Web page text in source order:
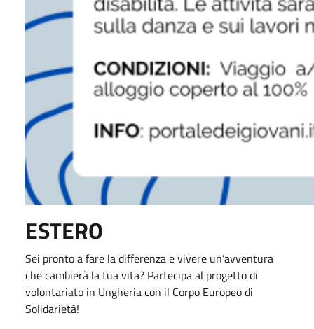
ESTERO
Sei pronto a fare la differenza e vivere un’avventura
che cambierà la tua vita? Partecipa al progetto di
volontariato in Ungheria con il Corpo Europeo di
Solidarietà!